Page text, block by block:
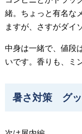
緒。ちょっと有名な
ますが、さすがダイ
中身は一緒で、値段
いです。香りも、ミ
暑さ対策 グ